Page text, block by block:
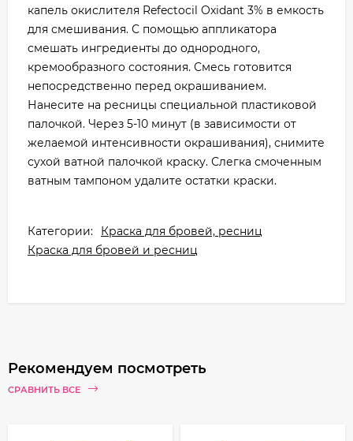
капель окислителя Refectocil Oxidant 3% в емкость
для смешивания. С помощью аппликатора
смешать ингредиенты до однородного,
кремообразного состояния. Смесь готовится
непосредственно перед окрашиванием.
Нанесите на ресницы специальной пластиковой
палочкой. Через 5-10 минут (в зависимости от
желаемой интенсивности окрашивания), снимите
сухой ватной палочкой краску. Слегка смоченным
ватным тампоном удалите остатки краски.
Категории:
Краска для бровей, ресниц
Краска для бровей и ресниц
Рекомендуем посмотреть
СРАВНИТЬ ВСЕ